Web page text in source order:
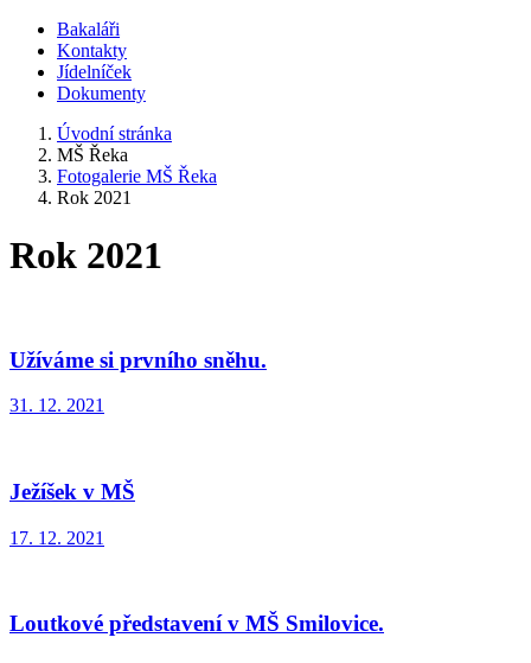
Bakaláři
Kontakty
Jídelníček
Dokumenty
Úvodní stránka
MŠ Řeka
Fotogalerie MŠ Řeka
Rok 2021
Rok 2021
Užíváme si prvního sněhu.
31. 12. 2021
Ježíšek v MŠ
17. 12. 2021
Loutkové představení v MŠ Smilovice.